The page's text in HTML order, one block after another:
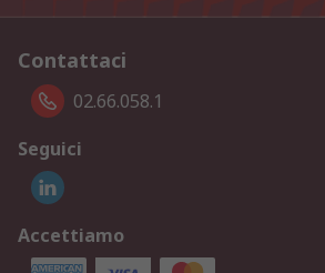
Contattaci
02.66.058.1
Seguici
Accettiamo